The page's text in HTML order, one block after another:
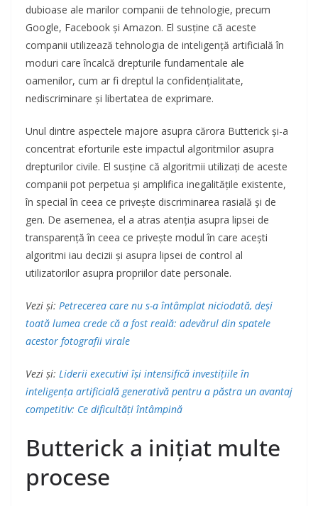
dubioase ale marilor companii de tehnologie, precum
Google, Facebook și Amazon. El susține că aceste
companii utilizează tehnologia de inteligență artificială în
moduri care încalcă drepturile fundamentale ale
oamenilor, cum ar fi dreptul la confidențialitate,
nediscriminare și libertatea de exprimare.
Unul dintre aspectele majore asupra cărora Butterick și-a
concentrat eforturile este impactul algoritmilor asupra
drepturilor civile. El susține că algoritmii utilizați de aceste
companii pot perpetua și amplifica inegalitățile existente,
în special în ceea ce privește discriminarea rasială și de
gen. De asemenea, el a atras atenția asupra lipsei de
transparență în ceea ce privește modul în care acești
algoritmi iau decizii și asupra lipsei de control al
utilizatorilor asupra propriilor date personale.
Vezi și: Petrecerea care nu s-a întâmplat niciodată, deși
toată lumea crede că a fost reală: adevărul din spatele
acestor fotografii virale
Vezi și: Liderii executivi își intensifică investițiile în
inteligența artificială generativă pentru a păstra un avantaj
competitiv: Ce dificultăți întâmpină
Butterick a inițiat multe
procese